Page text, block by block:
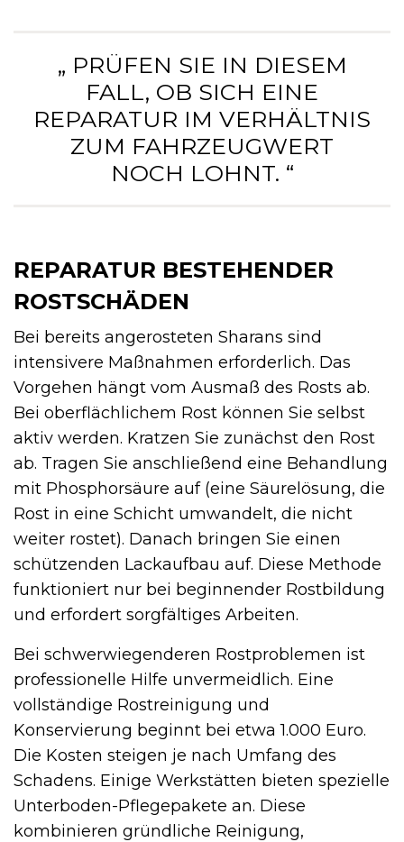
„ PRÜFEN SIE IN DIESEM
FALL, OB SICH EINE
REPARATUR IM VERHÄLTNIS
ZUM FAHRZEUGWERT
NOCH LOHNT. “
REPARATUR BESTEHENDER
ROSTSCHÄDEN
Bei bereits angerosteten Sharans sind
intensivere Maßnahmen erforderlich. Das
Vorgehen hängt vom Ausmaß des Rosts ab.
Bei oberflächlichem Rost können Sie selbst
aktiv werden. Kratzen Sie zunächst den Rost
ab. Tragen Sie anschließend eine Behandlung
mit Phosphorsäure auf (eine Säurelösung, die
Rost in eine Schicht umwandelt, die nicht
weiter rostet). Danach bringen Sie einen
schützenden Lackaufbau auf. Diese Methode
funktioniert nur bei beginnender Rostbildung
und erfordert sorgfältiges Arbeiten.
Bei schwerwiegenderen Rostproblemen ist
professionelle Hilfe unvermeidlich. Eine
vollständige Rostreinigung und
Konservierung beginnt bei etwa 1.000 Euro.
Die Kosten steigen je nach Umfang des
Schadens. Einige Werkstätten bieten spezielle
Unterboden-Pflegepakete an. Diese
kombinieren gründliche Reinigung,